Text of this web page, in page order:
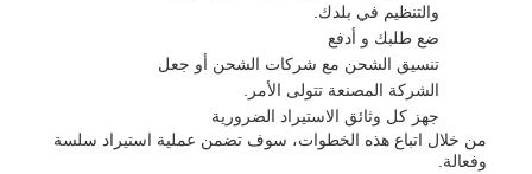
والتنظيم في بلدك.
ضع طلبك و أدفع
تنسيق الشحن مع شركات الشحن أو جعل
الشركة المصنعة تتولى الأمر.
جهز كل وثائق الاستيراد الضرورية
من خلال اتباع هذه الخطوات، سوف تضمن عملية استيراد سلسة
وفعالة.